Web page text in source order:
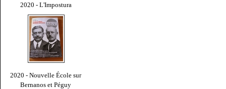
2020 - L'Impostura
2020 - Nouvelle École sur
Bernanos et Péguy